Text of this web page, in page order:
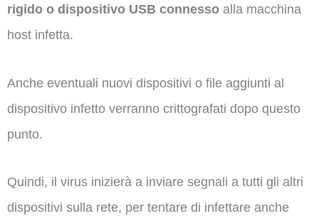
rigido o dispositivo USB connesso alla macchina
host infetta.
Anche eventuali nuovi dispositivi o file aggiunti al
dispositivo infetto verranno crittografati dopo questo
punto.
Quindi, il virus inizierà a inviare segnali a tutti gli altri
dispositivi sulla rete, per tentare di infettare anche